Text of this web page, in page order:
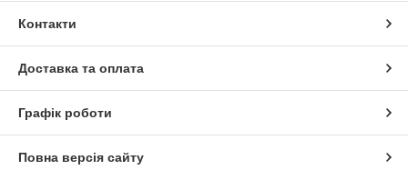
Контакти
Доставка та оплата
Графік роботи
Повна версія сайту